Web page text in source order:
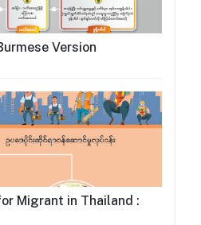
Version
Migrant in Thailand :